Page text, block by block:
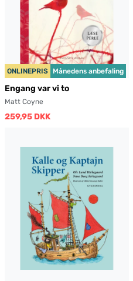
ONLINEPRIS Månedens anbefaling
Engang var vi to
Matt Coyne
259,95 DKK